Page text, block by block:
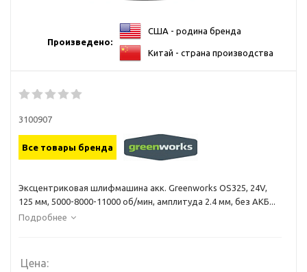
Произведено:
США - родина бренда
Китай - страна производства
3100907
Все товары бренда
Эксцентриковая шлифмашина акк. Greenworks OS325, 24V,
125 мм, 5000-8000-11000 об/мин, амплитуда 2.4 мм, без АКБ...
Подробнее
Цена: